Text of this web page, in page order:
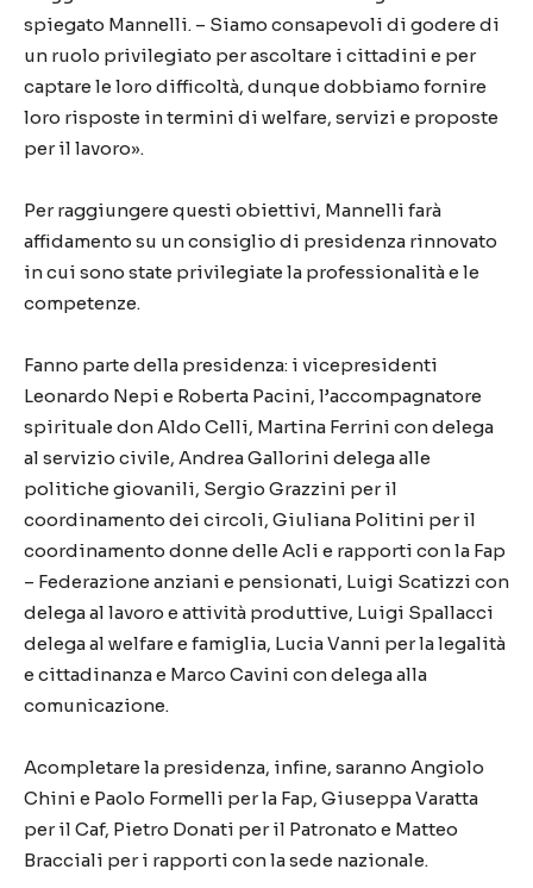
spiegato Mannelli. – Siamo consapevoli di godere di
un ruolo privilegiato per ascoltare i cittadini e per
captare le loro difficoltà, dunque dobbiamo fornire
loro risposte in termini di welfare, servizi e proposte
per il lavoro».
Per raggiungere questi obiettivi, Mannelli farà
affidamento su un consiglio di presidenza rinnovato
in cui sono state privilegiate la professionalità e le
competenze.
Fanno parte della presidenza: i vicepresidenti
Leonardo Nepi e Roberta Pacini, l’accompagnatore
spirituale don Aldo Celli, Martina Ferrini con delega
al servizio civile, Andrea Gallorini delega alle
politiche giovanili, Sergio Grazzini per il
coordinamento dei circoli, Giuliana Politini per il
coordinamento donne delle Acli e rapporti con la Fap
– Federazione anziani e pensionati, Luigi Scatizzi con
delega al lavoro e attività produttive, Luigi Spallacci
delega al welfare e famiglia, Lucia Vanni per la legalità
e cittadinanza e Marco Cavini con delega alla
comunicazione.
Acompletare la presidenza, infine, saranno Angiolo
Chini e Paolo Formelli per la Fap, Giuseppa Varatta
per il Caf, Pietro Donati per il Patronato e Matteo
Bracciali per i rapporti con la sede nazionale.